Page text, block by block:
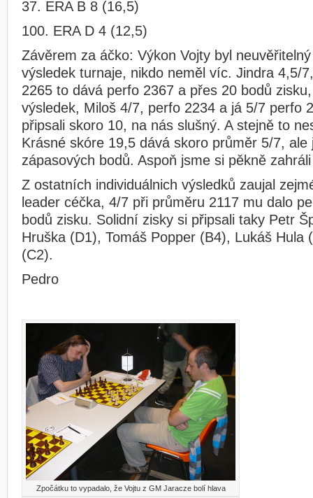
37. ERA B 8 (16,5)
100. ERA D 4 (12,5)
Závěrem za áčko: Výkon Vojty byl
výsledek turnaje, nikdo neměl víc. Jindra 4,5/
2265 to dává perfo 2367 a přes 20 bodů
výsledek, Miloš 4/7, perfo 2234 a já 5/7 perfo
připsali skoro 10, na nás slušný. A stejně to
Krásné skóre 19,5 dává skoro průměr 5/7,
zápasových bodů. Aspoň jsme si pěkně
Z ostatních individuálnich výsledků zaujal
leader céčka, 4/7 při průměru 2117 mu dalo
bodů zisku. Solidní zisky si připsali taky Petr
Hruška (D1), Tomáš Popper (B4), Lukáš Hula
(C2).
Pedro
Zpočátku to vypadalo, že Vojtu z GM Jaracze bolí hlava